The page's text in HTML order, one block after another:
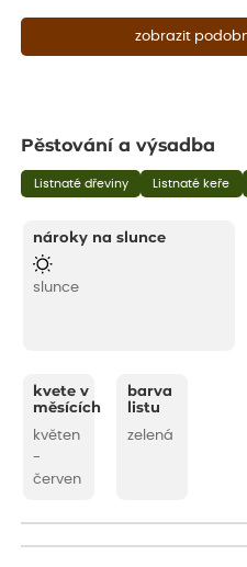
zobrazit
Pěstování a výsadba
Listnaté dřeviny Listnaté keře
nároky na slunce
slunce
kvete v
měsících
květen
-
červen
barva
listu
zelená